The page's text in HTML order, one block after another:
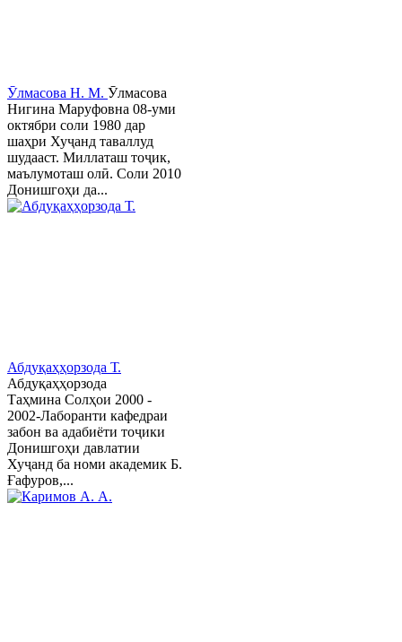
Ӯлмасова Н. М. Ӯлмасова
Нигина Маруфовна 08-уми
октябри соли 1980 дар
шаҳри Хуҷанд таваллуд
шудааст. Миллаташ тоҷик,
маълумоташ олӣ. Соли 2010
Донишгоҳи да...
Абдуқаҳҳорзода Т.
Абдуқаҳҳорзода
Таҳмина Солҳои 2000 -
2002-Лаборанти кафедраи
забон ва адабиёти тоҷики
Донишгоҳи давлатии
Хуҷанд ба номи академик Б.
Ғафуров,...